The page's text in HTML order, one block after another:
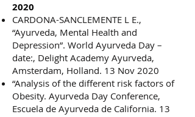
2020
CARDONA-SANCLEMENTE L E.,
“Ayurveda, Mental Health and
Depression”. World Ayurveda Day –
date:, Delight Academy Ayurveda,
Amsterdam, Holland. 13 Nov 2020
“Analysis of the different risk factors of
Obesity. Ayurveda Day Conference,
Escuela de Ayurveda de California. 13